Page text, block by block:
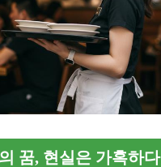
꿈, 현실은 가혹하